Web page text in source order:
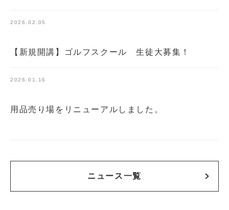
2026.02.05
【新規開講】ゴルフスクール 生徒大募集！
2026.01.16
用品売り場をリニューアルしました。
ニュース一覧